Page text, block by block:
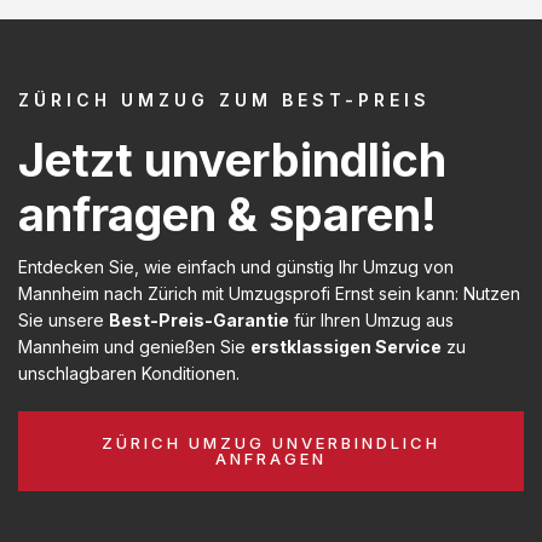
ZÜRICH UMZUG ZUM BEST-PREIS
Jetzt unverbindlich
anfragen & sparen!
Entdecken Sie, wie einfach und günstig Ihr Umzug von
Mannheim nach Zürich mit Umzugsprofi Ernst sein kann: Nutzen
Sie unsere Best-Preis-Garantie für Ihren Umzug aus
Mannheim und genießen Sie erstklassigen Service zu
unschlagbaren Konditionen.
ZÜRICH UMZUG UNVERBINDLICH
ANFRAGEN